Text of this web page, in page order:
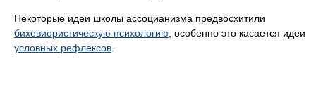
Некоторые идеи школы ассоцианизма предвосхитили
бихевиористическую психологию , особенно это касается идеи
условных рефлексов